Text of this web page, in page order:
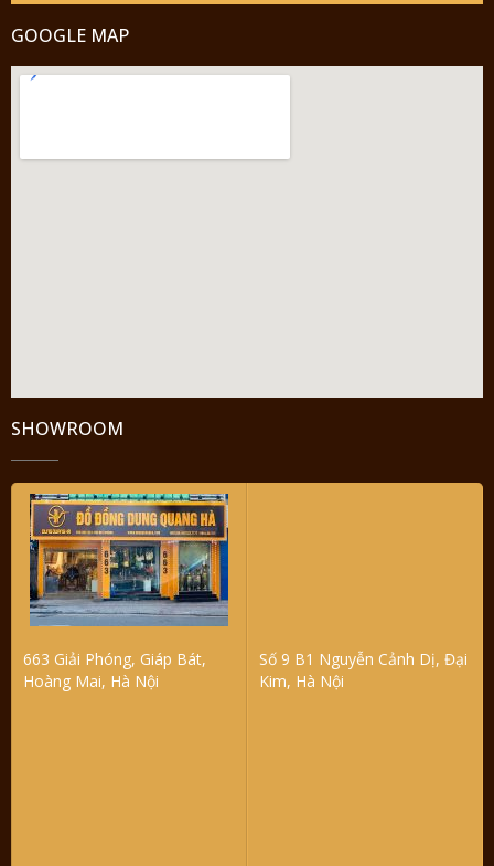
GOOGLE MAP
SHOWROOM
663 Giải Phóng, Giáp Bát,
Hoàng Mai, Hà Nội
Số 9 B1 Nguyễn Cảnh Dị, Đại
Kim, Hà Nội